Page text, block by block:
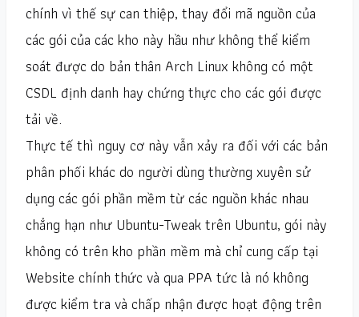
chính vì thế sự can thiệp, thay đổi mã nguồn của
các gói của các kho này hầu như không thể kiểm
soát được do bản thân Arch Linux không có một
CSDL định danh hay chứng thực cho các gói được
tải về.
Thực tế thì nguy cơ này vẫn xảy ra đối với các bản
phân phối khác do người dùng thường xuyên sử
dụng các gói phần mềm từ các nguồn khác nhau
chẳng hạn như Ubuntu-Tweak trên Ubuntu, gói này
không có trên kho phần mềm mà chỉ cung cấp tại
Website chính thức và qua PPA tức là nó không
được kiểm tra và chấp nhận được hoạt động trên